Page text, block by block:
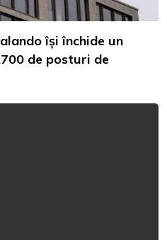
își închide un
de posturi de